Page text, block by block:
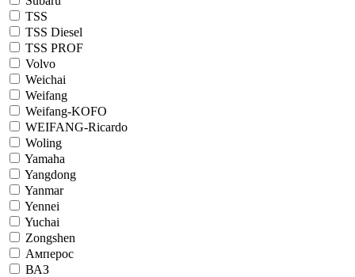
TSS
TSS Diesel
TSS PROF
Volvo
Weichai
Weifang
Weifang-KOFO
WEIFANG-Ricardo
Woling
Yamaha
Yangdong
Yanmar
Yennei
Yuchai
Zongshen
Амперос
ВАЗ